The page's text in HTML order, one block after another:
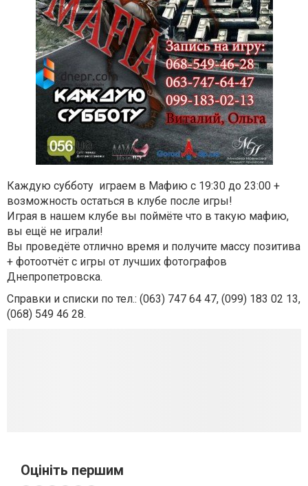
Каждую субботу играем в Мафию с 19:30 до 23:00 +
возможность остаться в клубе после игры!
Играя в нашем клубе вы поймёте что в такую мафию,
вы ещё не играли!
Вы проведёте отлично время и получите массу позитива
+ фотоотчёт с игры от лучших фотографов
Днепропетровска.
Справки и списки по тел.: (063) 747 64 47, (099) 183 02 13,
(068) 549 46 28.
Оцініть першим